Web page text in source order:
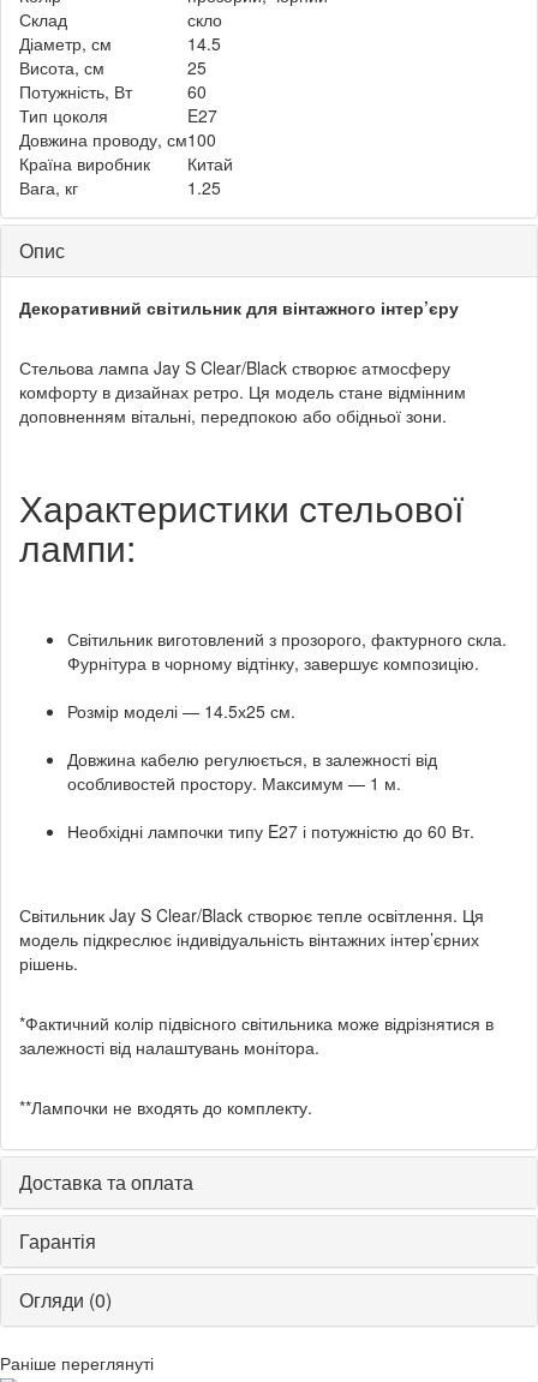
Склад
скло
Діаметр, см
14.5
Висота, см
25
Потужність, Вт
60
Тип цоколя
E27
Довжина проводу, см100
Країна виробник
Китай
Вага, кг
1.25
Опис
Декоративний світильник для вінтажного інтер’єру
Стельова лампа Jay S Clear/Black створює атмосферу
комфорту в дизайнах ретро. Ця модель стане відмінним
доповненням вітальні, передпокою або обідньої зони.
Характеристики стельової
лампи:
Світильник виготовлений з прозорого, фактурного скла.
Фурнітура в чорному відтінку, завершує композицію.
Розмір моделі — 14.5х25 см.
Довжина кабелю регулюється, в залежності від
особливостей простору. Максимум — 1 м.
Необхідні лампочки типу E27 і потужністю до 60 Вт.
Світильник Jay S Clear/Black створює тепле освітлення. Ця
модель підкреслює індивідуальність вінтажних інтер’єрних
рішень.
*Фактичний колір підвісного світильника може відрізнятися в
залежності від налаштувань монітора.
**Лампочки не входять до комплекту.
Доставка та оплата
Гарантія
Огляди (0)
Раніше переглянуті